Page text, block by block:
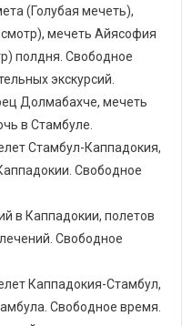
(Голубая мечеть),
мечеть Айясофия
полдня. Свободное
экскурсий.
Долмабахче, мечеть
в Стамбуле.
Стамбул-Каппадокия,
Свободное
в Каппадокии, полетов
Свободное
Каппадокия-Стамбул,
Свободное время.